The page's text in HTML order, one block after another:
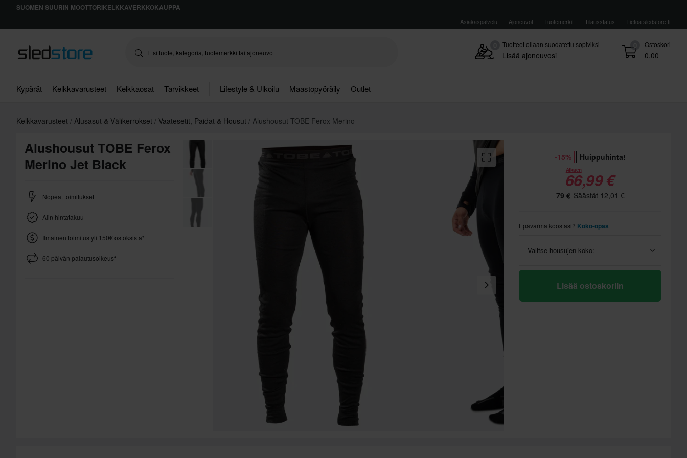
SUOMEN SUURIN MOOTTORIKELKKAVERKKOKAUPPA
Asiakaspalvelu Ajoneuvot Tuotemerkit Tilausstatus Tietoa sledstore.fi
0 Ostoskori
0,00
Tuotteet ollaan suodatettu sopiviksi
Lisää ajoneuvosi
Kypärät Kelkkavarusteet Kelkkaosat Tarvikkeet Lifestyle & Ulkoilu Maastopyöräily Outlet
Kelkkavarusteet Alusasut & Välikerrokset Vaatesetit, Paidat & Housut Alushousut TOBE Ferox Merino
Alushousut TOBE Ferox
Merino Jet Black
Nopeat toimitukset
Alin hintatakuu
Ilmainen toimitus yli 150€ ostoksista*
60 päivän palautusoikeus*
-15% Huippuhinta!
Alkaen
66,99 €
79 € Säästät 12,01 €
Epävarma koostasi? Koko-opas
Valitse housujen koko:
Lisää ostoskoriin